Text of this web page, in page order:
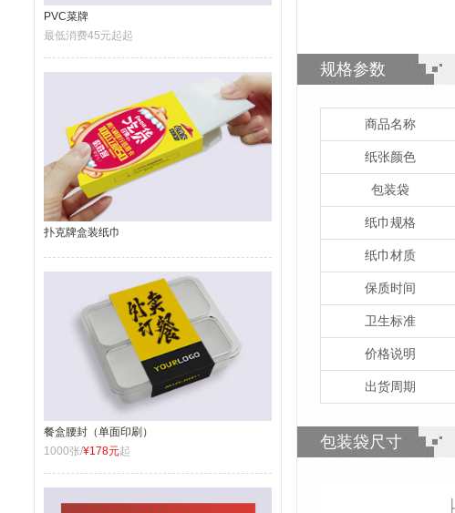
PVC菜牌
最低消费45元起起
扑克牌盒装纸巾
餐盒腰封（单面印刷）
1000张/¥178元起
规格参数
商品名称
纸张颜色
包装袋
纸巾规格
纸巾材质
保质时间
卫生标准
价格说明
出货周期
包装袋尺寸